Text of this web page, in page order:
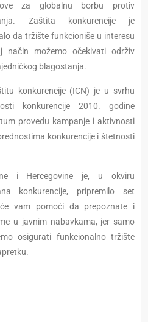
za globalnu borbu protiv
Zaštita konkurencije je
da tržište funkcioniše u interesu
možemo očekivati održiv
blagostanja.
konkurencije (ICN) je u svrhu
konkurencije 2010. godine
provedu kampanje i aktivnosti
konkurencije i štetnosti
i Hercegovine je, u okviru
konkurencije, pripremilo set
vam pomoći da prepoznate i
u javnim nabavkama, jer samo
osigurati funkcionalno tržište